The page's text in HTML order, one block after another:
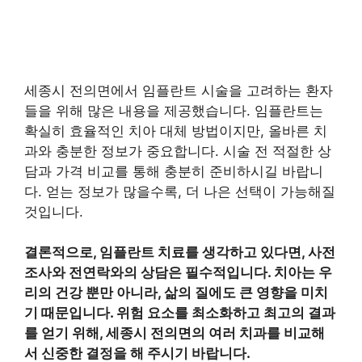
세종시 전의면에서 임플란트 시술을 고려하는 환자
들을 위해 많은 내용을 제공했습니다. 임플란트는
확실히 효율적인 치아 대체 방법이지만, 올바른 치
과와 충분한 정보가 중요합니다. 시술 전 적절한 상
담과 가격 비교를 통해 충분히 준비하시길 바랍니
다. 얻는 정보가 많을수록, 더 나은 선택이 가능해질
것입니다.
결론적으로, 임플란트 치료를 생각하고 있다면, 사전
조사와 전연락와의 상담은 필수적입니다. 치아는 우
리의 건강 뿐만 아니라, 삶의 질에도 큰 영향을 미치
기 때문입니다. 위험 요소를 최소화하고 최고의 결과
를 얻기 위해, 세종시 전의면의 여러 치과를 비교해
서 신중한 결정을 해 주시기 바랍니다.